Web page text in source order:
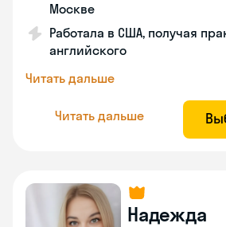
Москве
Работала в США, получая
английского
Читать дальше
Читать дальше
Надежда